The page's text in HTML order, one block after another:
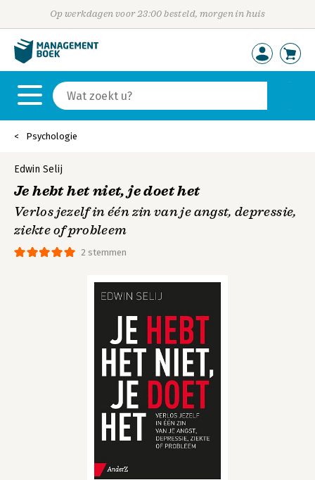
Op werkdagen voor 23:00 besteld, morgen in huis
Psychologie
2 stemmen
Edwin Selij
Je hebt het niet, je doet het
Verlos jezelf in één zin van je angst, depressie,
ziekte of probleem